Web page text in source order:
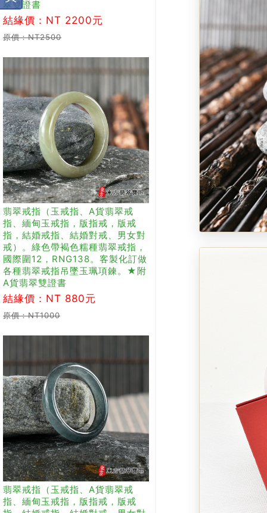
翠雙證書
結緣價：NT 2200元
原價：NT2500
翡翠戒指（玉戒指、A貨翡翠戒
指、緬甸玉戒指，版指戒，版戒
指，結婚戒指、結婚對戒、男女對
戒）。綠色帶褐色糯種翡翠戒指，
國際圍12，RNG138。客製化訂做
各種翡翠戒指吊墜玉珮項鍊。★附
A貨翡翠雙證書
結緣價：NT 880元
原價：NT1000
翡翠戒指（玉戒指、A貨翡翠戒
指、緬甸玉戒指，版指戒，版戒